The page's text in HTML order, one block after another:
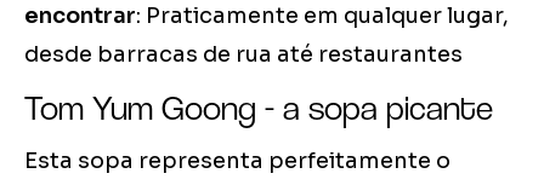
encontrar: Praticamente em qualquer lugar,
desde barracas de rua até restaurantes
Tom Yum Goong - a sopa picante
Esta sopa representa perfeitamente o